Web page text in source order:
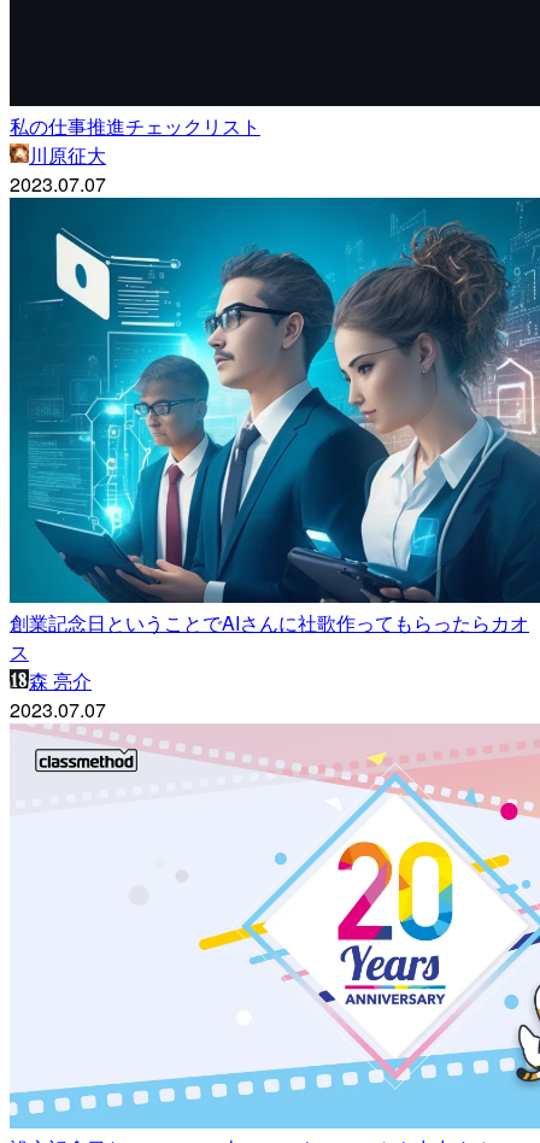
私の仕事推進チェックリスト
川原征大
2023.07.07
創業記念日ということでAIさんに社歌作ってもらったらカオ
ス
森 亮介
2023.07.07